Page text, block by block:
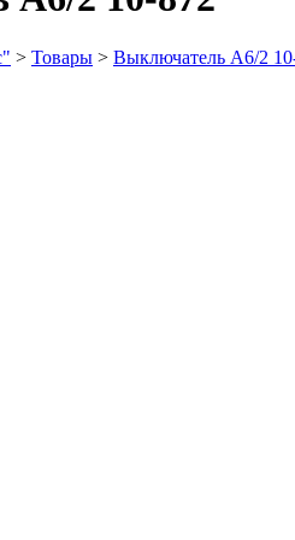
> Товары > Выключатель А6/2